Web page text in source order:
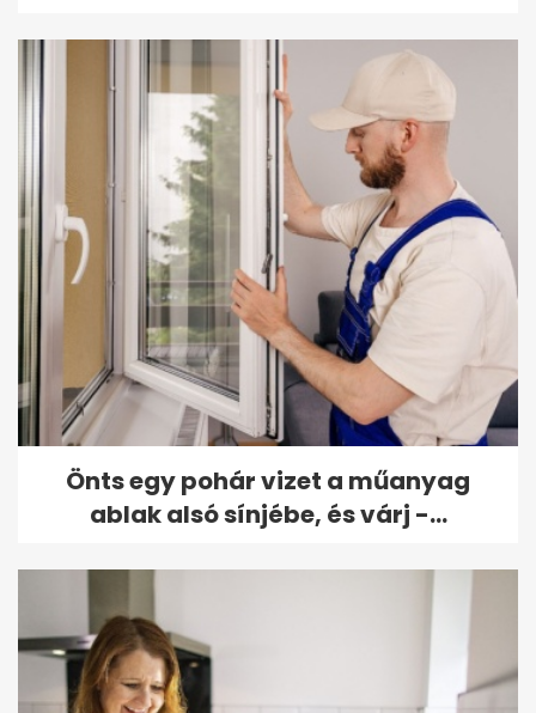
Önts egy pohár vizet a műanyag
ablak alsó sínjébe, és várj -...